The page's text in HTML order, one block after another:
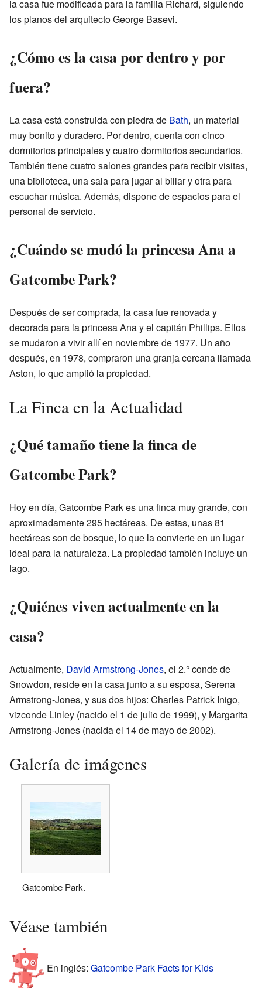
la casa fue modificada para la familia Richard, siguiendo
los planos del arquitecto George Basevi.
¿Cómo es la casa por dentro y por
fuera?
La casa está construida con piedra de Bath, un material
muy bonito y duradero. Por dentro, cuenta con cinco
dormitorios principales y cuatro dormitorios secundarios.
También tiene cuatro salones grandes para recibir visitas,
una biblioteca, una sala para jugar al billar y otra para
escuchar música. Además, dispone de espacios para el
personal de servicio.
¿Cuándo se mudó la princesa Ana a
Gatcombe Park?
Después de ser comprada, la casa fue renovada y
decorada para la princesa Ana y el capitán Phillips. Ellos
se mudaron a vivir allí en noviembre de 1977. Un año
después, en 1978, compraron una granja cercana llamada
Aston, lo que amplió la propiedad.
La Finca en la Actualidad
¿Qué tamaño tiene la finca de
Gatcombe Park?
Hoy en día, Gatcombe Park es una finca muy grande, con
aproximadamente 295 hectáreas. De estas, unas 81
hectáreas son de bosque, lo que la convierte en un lugar
ideal para la naturaleza. La propiedad también incluye un
lago.
¿Quiénes viven actualmente en la
casa?
Actualmente, David Armstrong-Jones, el 2.° conde de
Snowdon, reside en la casa junto a su esposa, Serena
Armstrong-Jones, y sus dos hijos: Charles Patrick Inigo,
vizconde Linley (nacido el 1 de julio de 1999), y Margarita
Armstrong-Jones (nacida el 14 de mayo de 2002).
Galería de imágenes
Gatcombe Park.
Véase también
En inglés: Gatcombe Park Facts for Kids